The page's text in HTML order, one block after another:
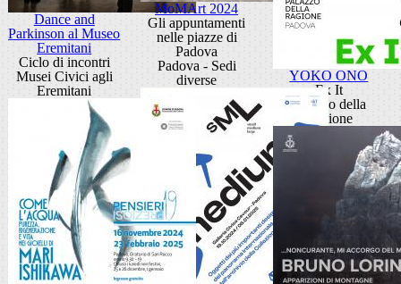
Dance and
Parkinson al Museo
Eremitani
Ciclo di incontri
Musei Civici agli
Eremitani
MoMArt 2024
Gli appuntamenti
nelle piazze di
Padova
Padova - Sedi
diverse
YOKO ONO
Ex It
Palazzo della
Ragione